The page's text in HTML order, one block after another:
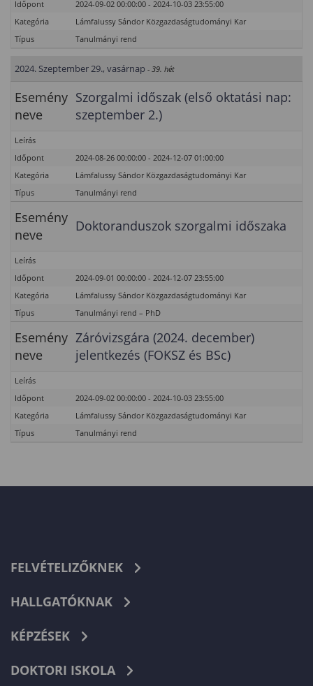
Időpont
2024-09-02 00:00:00 - 2024-10-03 23:55:00
Kategória
Lámfalussy Sándor Közgazdaságtudományi Kar
Típus
Tanulmányi rend
2024. Szeptember 29., vasárnap - 39. hét
Esemény
neve
Szorgalmi időszak (első oktatási nap:
szeptember 2.)
Leírás
Időpont
2024-08-26 00:00:00 - 2024-12-07 01:00:00
Kategória
Lámfalussy Sándor Közgazdaságtudományi Kar
Típus
Tanulmányi rend
Esemény
neve
Doktoranduszok szorgalmi időszaka
Leírás
Időpont
2024-09-01 00:00:00 - 2024-12-07 23:55:00
Kategória
Lámfalussy Sándor Közgazdaságtudományi Kar
Típus
Tanulmányi rend – PhD
Esemény
neve
Záróvizsgára (2024. december)
jelentkezés (FOKSZ és BSc)
Leírás
Időpont
2024-09-02 00:00:00 - 2024-10-03 23:55:00
Kategória
Lámfalussy Sándor Közgazdaságtudományi Kar
Típus
Tanulmányi rend
FELVÉTELIZŐKNEK
HALLGATÓKNAK
KÉPZÉSEK
DOKTORI ISKOLA